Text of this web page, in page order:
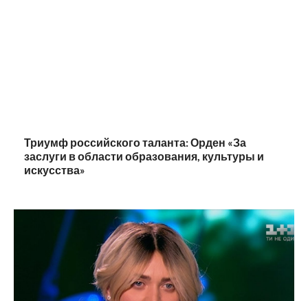
Триумф российского таланта: Орден «За
заслуги в области образования, культуры и
искусства»